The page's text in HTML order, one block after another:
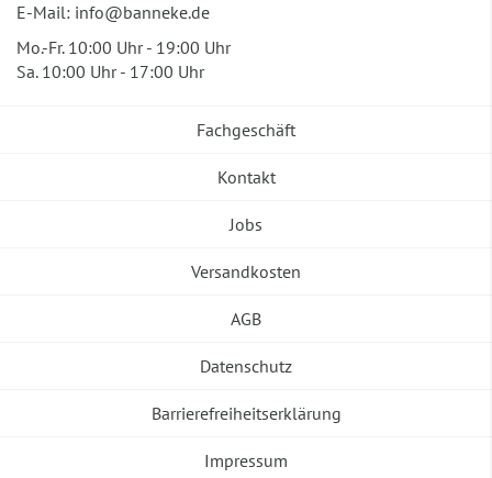
E-Mail: info@banneke.de
Mo.-Fr. 10:00 Uhr - 19:00 Uhr
Sa. 10:00 Uhr - 17:00 Uhr
Fachgeschäft
Kontakt
Jobs
Versandkosten
AGB
Datenschutz
Barrierefreiheitserklärung
Impressum